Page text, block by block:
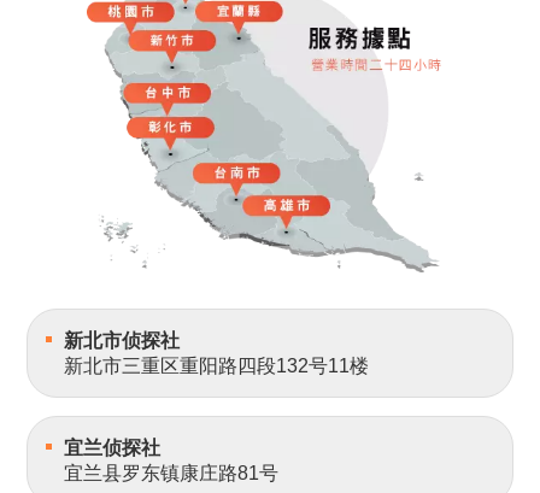
新北市侦探社
新北市三重区重阳路四段132号11楼
宜兰侦探社
宜兰县罗东镇康庄路81号